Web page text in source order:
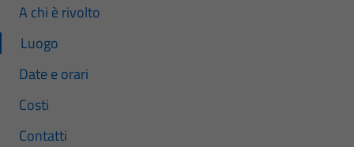
A chi è rivolto
Luogo
Date e orari
Costi
Contatti